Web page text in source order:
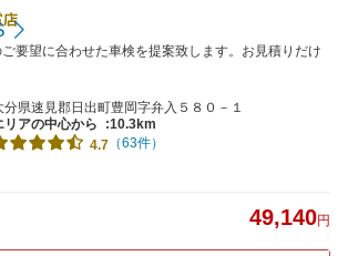
要望に合わせた車検を提案致します。お見積りだけ
分県速見郡日出町豊岡字弁入５８０－１
リアの中心から
:10.3km
4.7 （63件）
49,140円